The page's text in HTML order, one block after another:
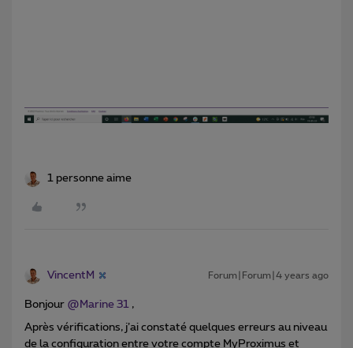
1 personne aime
VincentM Forum|Forum|4 years ago
Bonjour @Marine 31 ,
Après vérifications, j’ai constaté quelques erreurs au niveau
de la configuration entre votre compte MyProximus et